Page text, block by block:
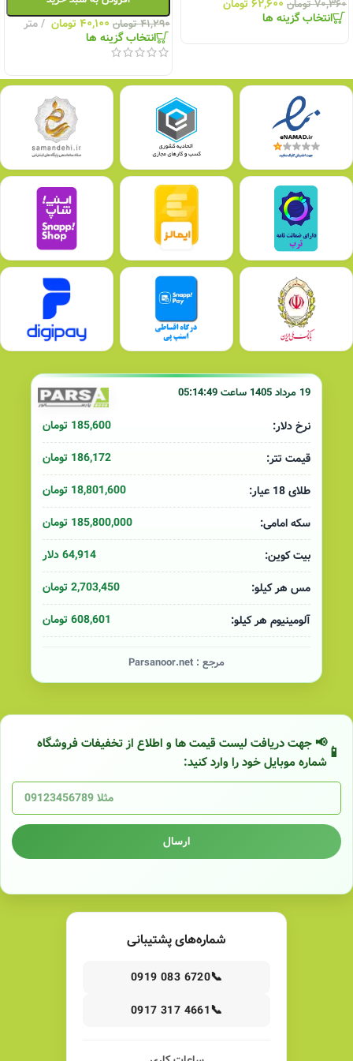
۷۰,۳۶۰ تومان ۶۲,۶۰۰تومان
انتخاب گزینه ها ۴۱,۲۹۰ تومان ۴۰,۱۰۰ تومان متر
انتخاب گزینه ها
19 مرداد 1405 ساعت 05:14:49
نرخ دلار:
185,600 تومان
قیمت تتر:
186,172 تومان
طلای 18 عیار:
18,801,600 تومان
سکه امامی:
185,800,000 تومان
بیت کوین:
64,914 دلار
مس هر کیلو:
2,703,450 تومان
آلومینیوم هر کیلو:
608,601 تومان
مرجع : Parsanoor.net
📢 جهت دریافت لیست قیمت ها و اطلاع از تخفیفات فروشگاه
شماره موبایل خود را وارد کنید:
ارسال
شماره‌های پشتیبانی
📞
0919 083 6720
📞
0917 317 4661